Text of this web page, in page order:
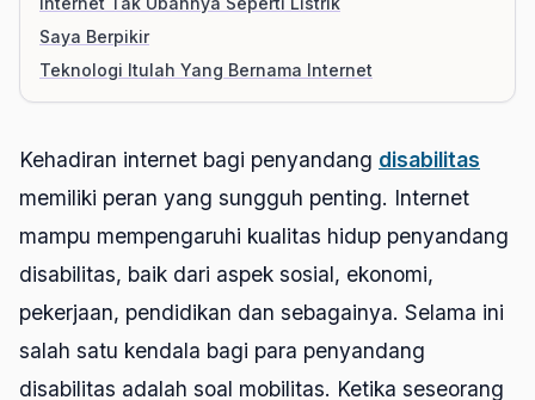
Saya Berpikir
Teknologi Itulah Yang Bernama Internet
Kehadiran internet bagi penyandang disabilitas
memiliki peran yang sungguh penting. Internet
mampu mempengaruhi kualitas hidup penyandang
disabilitas, baik dari aspek sosial, ekonomi,
pekerjaan, pendidikan dan sebagainya. Selama ini
salah satu kendala bagi para penyandang
disabilitas adalah soal mobilitas. Ketika seseorang